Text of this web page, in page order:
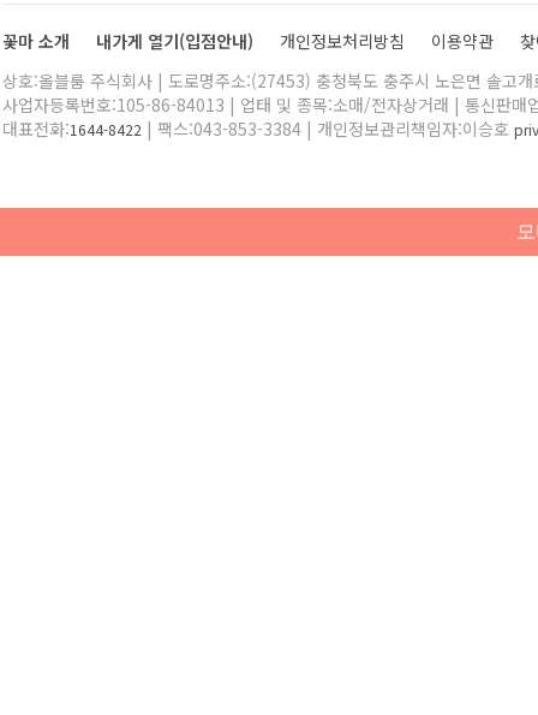
꽃마 소개 내가게 열기(입점안내) 개인정보처리방침 이용약관
상호:올블룸 주식회사 | 도로명주소:(27453) 충청북도 충주시 노은면 솔고
사업자등록번호:105-86-84013 | 업태 및 종목:소매/전자상거래 | 통신판매
대표전화:1644-8422 | 팩스:043-853-3384 | 개인정보관리책임자:이승호